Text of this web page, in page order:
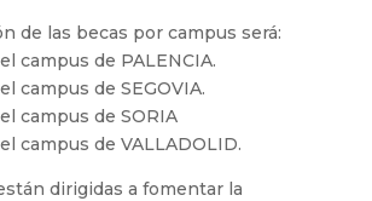
de las becas por campus será:
campus de PALENCIA.
campus de SEGOVIA.
campus de SORIA
campus de VALLADOLID.
dirigidas a fomentar la